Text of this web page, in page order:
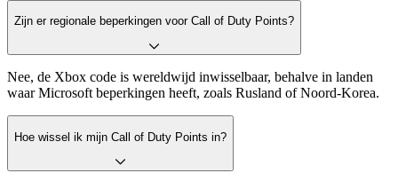
Zijn er regionale beperkingen voor Call of Duty Points?
Nee, de Xbox code is wereldwijd inwisselbaar, behalve in landen
waar Microsoft beperkingen heeft, zoals Rusland of Noord-Korea.
Hoe wissel ik mijn Call of Duty Points in?